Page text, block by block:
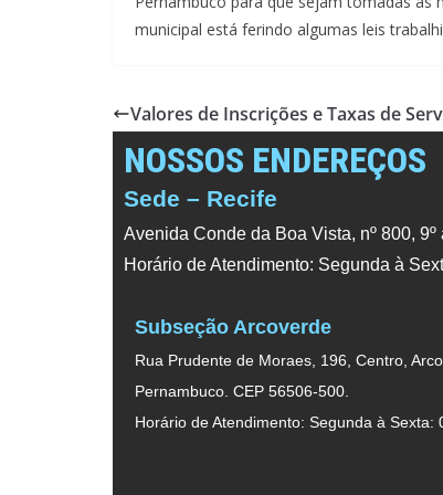
municipal está ferindo algumas leis
Valores de Inscrições e Taxas de
NOSSOS ENDEREÇOS
Sede – Recife
Avenida Conde da Boa Vista, nº 800,
Horário de Atendimento: Segunda à
Subseção Arcoverde
Rua Prudente de Moraes, 196, Centro,
Pernambuco. CEP 56506-500.
Horário de Atendimento: Segunda à Sexta: